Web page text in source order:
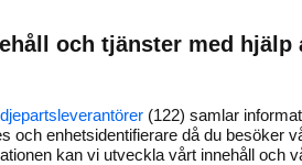
och tjänster med hjälp
(122) samlar
och enhetsidentifierare då du besöker
kan vi utveckla vårt innehåll och